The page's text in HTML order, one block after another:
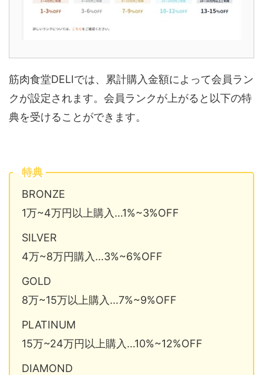
筋肉食堂DELIでは、累計購入金額によって会員ラン
クが設定されます。会員ランクが上がると以下の特
典を受けることができます。
特典
BRONZE
1万~4万円以上購入…1%~3%OFF
SILVER
4万~8万円購入…3%~6%OFF
GOLD
8万~15万以上購入…7%~9%OFF
PLATINUM
15万~24万円以上購入…10%~12%OFF
DIAMOND